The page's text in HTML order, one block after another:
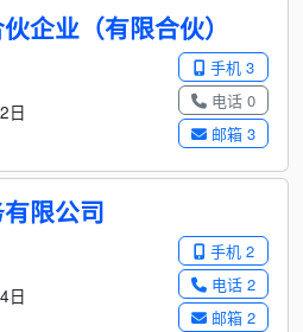
企业（有限合伙）
手机 3
电话 0
邮箱 3
日
限公司
手机 2
电话 2
邮箱 2
日